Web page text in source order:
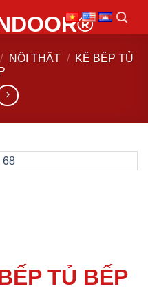
/ NỘI THẤT /
KỆ BẾP TỦ
TỦ BẾP